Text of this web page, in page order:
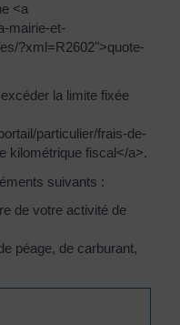
<a
mairie-et-
?xml=R2602">quote-
la limite fixée
particulier/frais-de-
kilométrique fiscal</a>.
suivants :
de votre activité de
péage, de carburant,